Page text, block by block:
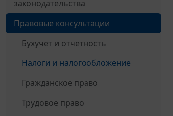
законодательства
Правовые консультации
Бухучет и отчетность
Налоги и налогообложение
Гражданское право
Трудовое право